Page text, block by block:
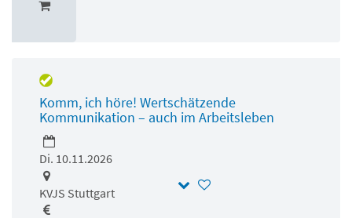
Komm, ich höre! Wertschätzende
Kommunikation – auch im Arbeitsleben
Di. 10.11.2026
KVJS Stuttgart